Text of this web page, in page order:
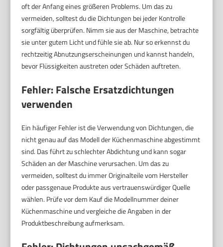
oft der Anfang eines größeren Problems. Um das zu
vermeiden, solltest du die Dichtungen bei jeder Kontrolle
sorgfältig überprüfen. Nimm sie aus der Maschine, betrachte
sie unter gutem Licht und fühle sie ab. Nur so erkennst du
rechtzeitig Abnutzungserscheinungen und kannst handeln,
bevor Flüssigkeiten austreten oder Schäden auftreten.
Fehler: Falsche Ersatzdichtungen
verwenden
Ein häufiger Fehler ist die Verwendung von Dichtungen, die
nicht genau auf das Modell der Küchenmaschine abgestimmt
sind. Das führt zu schlechter Abdichtung und kann sogar
Schäden an der Maschine verursachen. Um das zu
vermeiden, solltest du immer Originalteile vom Hersteller
oder passgenaue Produkte aus vertrauenswürdiger Quelle
wählen. Prüfe vor dem Kauf die Modellnummer deiner
Küchenmaschine und vergleiche die Angaben in der
Produktbeschreibung aufmerksam.